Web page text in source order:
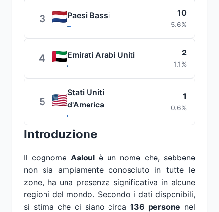
3 Paesi Bassi 10
5.6%
4 Emirati Arabi Uniti 2
1.1%
5
Stati Uniti
d'America
1
0.6%
Introduzione
Il cognome Aaloulè un nome che, sebbene
non sia ampiamente conosciuto in tutte le
zone, ha una presenza significativa in alcune
regioni del mondo. Secondo i dati disponibili,
si stima che ci siano circa136 persone nel